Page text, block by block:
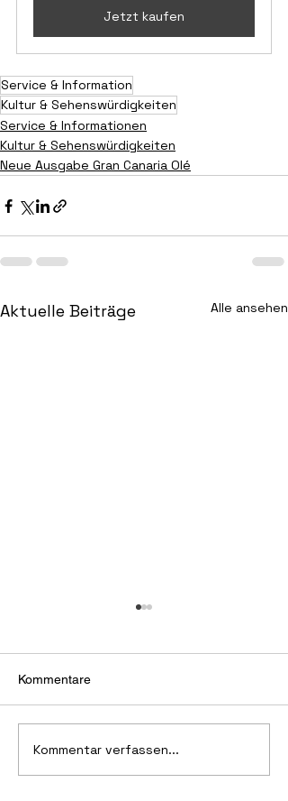
Jetzt kaufen
Service & Information
Kultur & Sehenswürdigkeiten
Service & Informationen
Kultur & Sehenswürdigkeiten
Neue Ausgabe Gran Canaria Olé
Aktuelle Beiträge Alle ansehen
El Correillo La Palma
Kommentare
Kommentar verfassen...